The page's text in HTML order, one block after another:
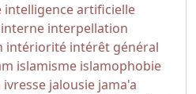
intelligence artificielle
interne interpellation
intériorité intérêt général
islamisme islamophobie
ivresse jalousie jama'a